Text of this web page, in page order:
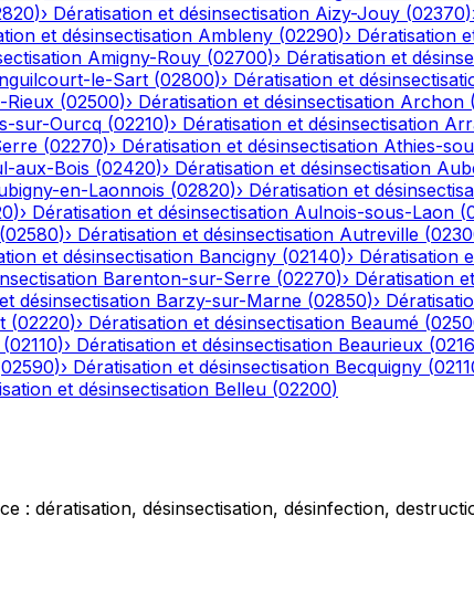
)› Dératisation et désinsectisation Aizy-Jouy (02370)
et désinsectisation Ambleny (02290)› Dératisation
Amigny-Rouy (02700)› Dératisation et
le-Sart (02800)› Dératisation et
Rieux (02500)› Dératisation et désinsectisation Archon (
sur-Ourcq (02210)› Dératisation et désinsectisation
(02270)› Dératisation et désinsectisation Athies-
aux-Bois (02420)› Dératisation et désinsectisation
en-Laonnois (02820)› Dératisation et
)› Dératisation et désinsectisation Aulnois-sous-Laon (
(02580)› Dératisation et désinsectisation Autreville (
et désinsectisation Bancigny (02140)› Dératisation
Barenton-sur-Serre (02270)› Dératisation
désinsectisation Barzy-sur-Marne (02850)›
(02220)› Dératisation et désinsectisation Beaumé (
(02110)› Dératisation et désinsectisation Beaurieux (
02590)› Dératisation et désinsectisation Becquigny (
et désinsectisation Belleu (02200)
: dératisation, désinsectisation, désinfection,